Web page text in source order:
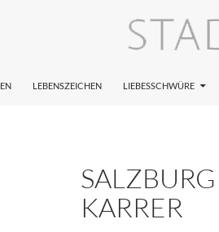
LEBENSZEICHEN LIEBESSCHWÜRE
KARRER